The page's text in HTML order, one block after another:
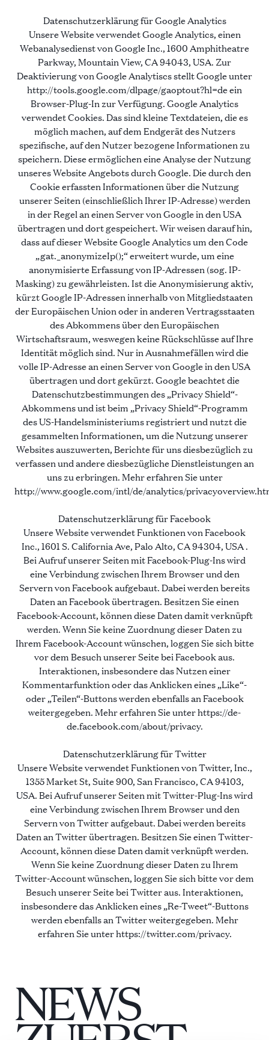
Datenschutzerklärung für Google Analytics
Unsere Website verwendet Google Analytics, einen
Webanalysedienst von Google Inc., 1600 Amphitheatre
Parkway, Mountain View, CA 94043, USA. Zur
Deaktivierung von Google Analytiscs stellt Google unter
http://tools.google.com/dlpage/gaoptout?hl=de ein
Browser-Plug-In zur Verfügung. Google Analytics
verwendet Cookies. Das sind kleine Textdateien, die es
möglich machen, auf dem Endgerät des Nutzers
spezifische, auf den Nutzer bezogene Informationen zu
speichern. Diese ermöglichen eine Analyse der Nutzung
unseres Website Angebots durch Google. Die durch den
Cookie erfassten Informationen über die Nutzung
unserer Seiten (einschließlich Ihrer IP-Adresse) werden
in der Regel an einen Server von Google in den USA
übertragen und dort gespeichert. Wir weisen darauf hin,
dass auf dieser Website Google Analytics um den Code
„gat._anonymizeIp();“ erweitert wurde, um eine
anonymisierte Erfassung von IP-Adressen (sog. IP-
Masking) zu gewährleisten. Ist die Anonymisierung aktiv,
kürzt Google IP-Adressen innerhalb von Mitgliedstaaten
der Europäischen Union oder in anderen Vertragsstaaten
des Abkommens über den Europäischen
Wirtschaftsraum, weswegen keine Rückschlüsse auf Ihre
Identität möglich sind. Nur in Ausnahmefällen wird die
volle IP-Adresse an einen Server von Google in den USA
übertragen und dort gekürzt. Google beachtet die
Datenschutzbestimmungen des „Privacy Shield“-
Abkommens und ist beim „Privacy Shield“-Programm
des US-Handelsministeriums registriert und nutzt die
gesammelten Informationen, um die Nutzung unserer
Websites auszuwerten, Berichte für uns diesbezüglich zu
verfassen und andere diesbezügliche Dienstleistungen an
uns zu erbringen. Mehr erfahren Sie unter
http://www.google.com/intl/de/analytics/
Datenschutzerklärung für Facebook
Unsere Website verwendet Funktionen von Facebook
Inc., 1601 S. California Ave, Palo Alto, CA 94304, USA .
Bei Aufruf unserer Seiten mit Facebook-Plug-Ins wird
eine Verbindung zwischen Ihrem Browser und den
Servern von Facebook aufgebaut. Dabei werden bereits
Daten an Facebook übertragen. Besitzen Sie einen
Facebook-Account, können diese Daten damit verknüpft
werden. Wenn Sie keine Zuordnung dieser Daten zu
Ihrem Facebook-Account wünschen, loggen Sie sich bitte
vor dem Besuch unserer Seite bei Facebook aus.
Interaktionen, insbesondere das Nutzen einer
Kommentarfunktion oder das Anklicken eines „Like“-
oder „Teilen“-Buttons werden ebenfalls an Facebook
weitergegeben. Mehr erfahren Sie unter https://de-
de.facebook.com/about/privacy.
Datenschutzerklärung für Twitter
Unsere Website verwendet Funktionen von Twitter, Inc.,
1355 Market St, Suite 900, San Francisco, CA 94103,
USA. Bei Aufruf unserer Seiten mit Twitter-Plug-Ins wird
eine Verbindung zwischen Ihrem Browser und den
Servern von Twitter aufgebaut. Dabei werden bereits
Daten an Twitter übertragen. Besitzen Sie einen Twitter-
Account, können diese Daten damit verknüpft werden.
Wenn Sie keine Zuordnung dieser Daten zu Ihrem
Twitter-Account wünschen, loggen Sie sich bitte vor dem
Besuch unserer Seite bei Twitter aus. Interaktionen,
insbesondere das Anklicken eines „Re-Tweet“-Buttons
werden ebenfalls an Twitter weitergegeben. Mehr
erfahren Sie unter https://twitter.com/privacy.
NEWS